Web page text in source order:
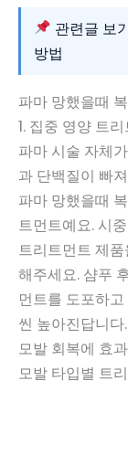
관련글 보
방법
파마 망했을때
1. 집중 영양 트
파마 시술 자체
과 단백질이 빠
파마 망했을때
트먼트예요. 시
트리트먼트 제
해주세요. 샴푸
먼트를 도포하
씬 높아진답니
모발 회복에 효
모발 타입별 트